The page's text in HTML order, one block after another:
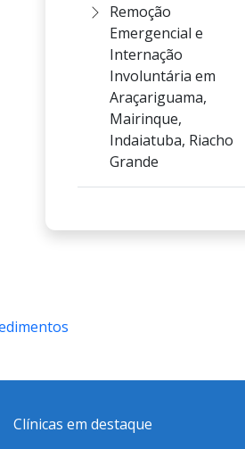
Remoção
Emergencial e
Internação
Involuntária em
Araçariguama,
Mairinque,
Indaiatuba, Riacho
Grande
Clínicas em destaque